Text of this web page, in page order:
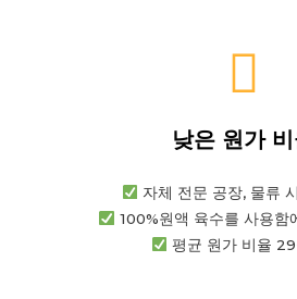
낮은 원가
자체 전문 공장, 물류
100%원액 육수를 사용함
평균 원가 비율